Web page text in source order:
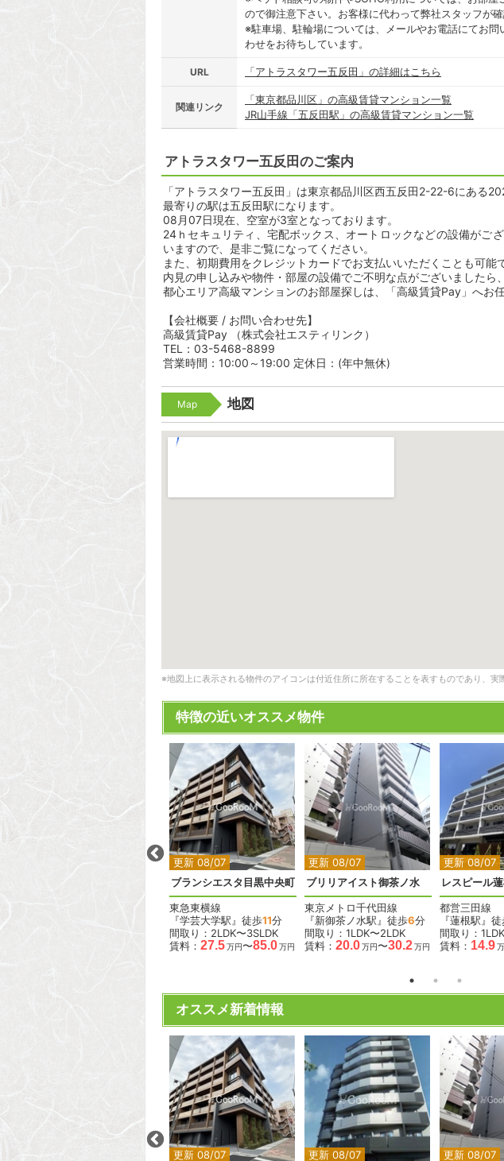
ので御注意下さい。お客様に代わって弊社スタッフが確
※駐車場、駐輪場については、メールやお電話にてお
わせをお待ちしています。
URL 「アトラスタワー五反田」の詳細はこちら
関連リンク
「東京都品川区」の高級賃貸マンション一覧
JR山手線「五反田駅」の高級賃貸マンション一覧
アトラスタワー五反田のご案内
「アトラスタワー五反田」は東京都品川区西五反田2-22-6にある
最寄りの駅は五反田駅になります。
08月07日現在、空室が3室となっております。
24ｈセキュリティ、宅配ボックス、オートロックなどの設備がご
いますので、是非ご覧になってください。
また、初期費用をクレジットカードでお支払いいただくことも可能
内見の申し込みや物件・部屋の設備でご不明な点がございましたら
都心エリア高級マンションのお部屋探しは、「高級賃貸Pay」へお任
【会社概要 / お問い合わせ先】
高級賃貸Pay （株式会社エスティリンク）
TEL：03-5468-8899
営業時間：10:00～19:00 定休日：(年中無休)
Map 地図
※地図上に表示される物件のアイコンは付近住所に所在することを表すものであり、実
特徴の近いオススメ物件
更新 08/07
2
ブランシエスタ目黒中央町
東急東横線
『学芸大学駅』徒歩11分
間取り：2LDK〜3SLDK
賃料： 27.5万円〜85.0万円
更新 08/07
2
ブリリアイスト御茶ノ水
東京メトロ千代田線
『新御茶ノ水駅』徒歩6分
間取り：1LDK〜2LDK
賃料： 20.0万円〜30.2万円
更新 08/07
レスピール
都営三田線
『蓮根駅』
間取り：
賃料： 14.9
オススメ新着情報
更新 08/07
2
更新 08/07
2
更新 08/07